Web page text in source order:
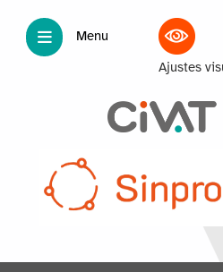
Menu
Ajustes